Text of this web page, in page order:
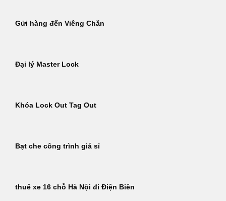
Gửi hàng đến Viêng Chăn
Đại lý Master Lock
Khóa Lock Out Tag Out
Bạt che công trình giá sỉ
thuê xe 16 chỗ Hà Nội đi Điện Biên